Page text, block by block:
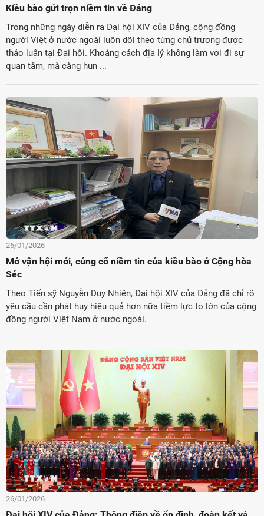
Việt Nam ở nước ngoài
Kiều bào gửi trọn niềm tin về Đảng
Trong những ngày diễn ra Đại hội XIV của Đảng, cộng đồng
người Việt ở nước ngoài luôn dõi theo từng chủ trương được
thảo luận tại Đại hội. Khoảng cách địa lý không làm vơi đi sự
quan tâm, mà càng hun ...
26/01/2026
Mở vận hội mới, củng cố niềm tin của kiều bào ở Cộng hòa
Séc
Theo Tiến sỹ Nguyễn Duy Nhiên, Đại hội XIV của Đảng đã chỉ rõ
yêu cầu cần phát huy hiệu quả hơn nữa tiềm lực to lớn của cộng
đồng người Việt Nam ở nước ngoài.
26/01/2026